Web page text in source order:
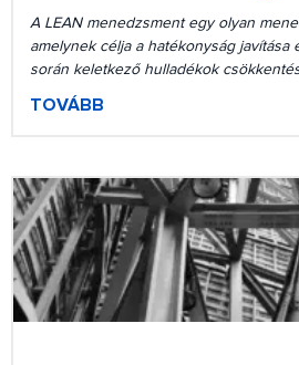
A LEAN menedzsment egy olyan
amelynek célja a hatékonyság javítása
során keletkező hulladékok
TOVÁBB